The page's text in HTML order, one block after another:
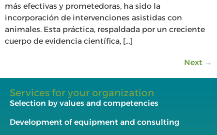
más efectivas y prometedoras, ha sido la
incorporación de intervenciones asistidas con
animales. Esta práctica, respaldada por un creciente
cuerpo de evidencia científica, […]
Next →
Services for your organization
Selection by values and competencies
Development of equipment and consulting